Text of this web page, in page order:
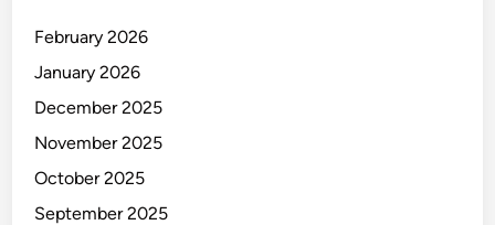
February 2026
January 2026
December 2025
November 2025
October 2025
September 2025